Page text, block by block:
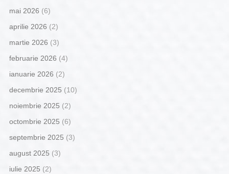
mai 2026 (6)
aprilie 2026 (2)
martie 2026 (3)
februarie 2026 (4)
ianuarie 2026 (2)
decembrie 2025 (10)
noiembrie 2025 (2)
octombrie 2025 (6)
septembrie 2025 (3)
august 2025 (3)
iulie 2025 (2)